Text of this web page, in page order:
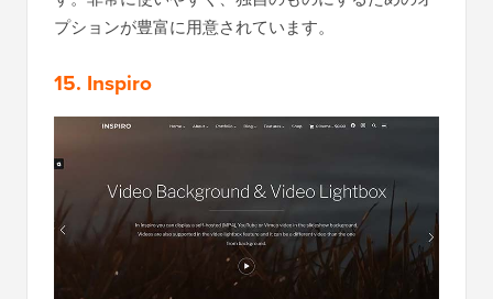
プションが豊富に用意されています。
15. Inspiro